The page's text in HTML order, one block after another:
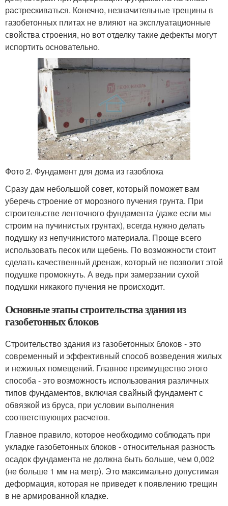
растрескиваться. Конечно, незначительные трещины в
газобетонных плитах не влияют на эксплуатационные
свойства строения, но вот отделку такие дефекты могут
испортить основательно.
Фото 2. Фундамент для дома из газоблока
Сразу дам небольшой совет, который поможет вам
уберечь строение от морозного пучения грунта. При
строительстве ленточного фундамента (даже если мы
строим на пучинистых грунтах), всегда нужно делать
подушку из непучинистого материала. Проще всего
использовать песок или щебень. По возможности стоит
сделать качественный дренаж, который не позволит этой
подушке промокнуть. А ведь при замерзании сухой
подушки никакого пучения не происходит.
Основные этапы строительства здания из
газобетонных блоков
Строительство здания из газобетонных блоков - это
современный и эффективный способ возведения жилых
и нежилых помещений. Главное преимущество этого
способа - это возможность использования различных
типов фундаментов, включая свайный фундамент с
обвязкой из бруса, при условии выполнения
соответствующих расчетов.
Главное правило, которое необходимо соблюдать при
укладке газобетонных блоков - относительная разность
осадок фундамента не должна быть больше, чем 0,002
(не больше 1 мм на метр). Это максимально допустимая
деформация, которая не приведет к появлению трещин
в не армированной кладке.